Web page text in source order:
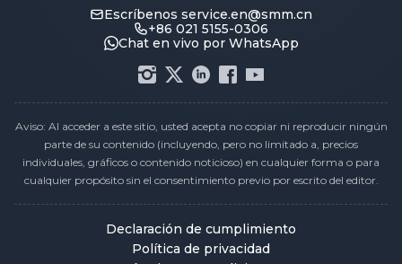
Escríbenos service.en@smm.cn
+86 021 5155-0306
Chat en vivo por WhatsApp
Aviso: Al acceder a este sitio, usted acepta no copiar ni reproducir ningún
parte de su contenido (incluyendo, pero no limitado a, precios
individuales, gráficos o contenido noticioso) en cualquier forma o para
cualquier propósito sin el consentimiento previo por escrito del editor.
Declaración de cumplimiento
Política de privacidad